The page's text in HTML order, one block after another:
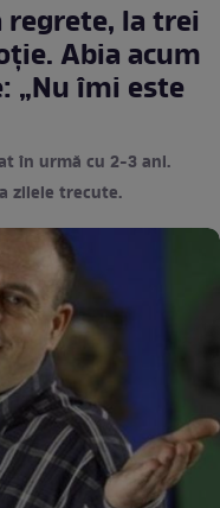
regrete, la trei
Abia acum
„Nu îmi este
în urmă cu 2-3 ani.
zilele trecute.